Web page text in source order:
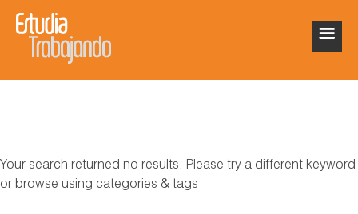
Your search returned no results. Please try a different keyword
or browse using categories & tags